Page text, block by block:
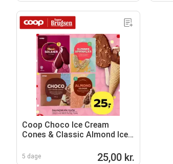
Coop Choco Ice Cream
Cones & Classic Almond Ice
5 dage 25,00 kr.